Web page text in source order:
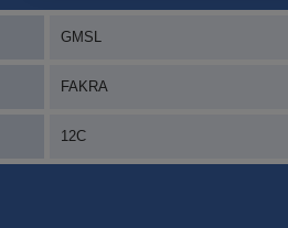
GMSL
FAKRA
12C